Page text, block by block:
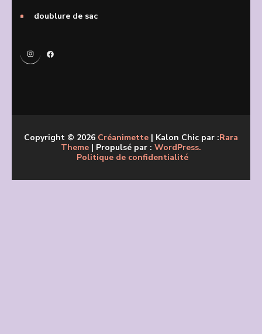
doublure de sac
InstagramFacebook
Copyright © 2026 Créanimette | Kalon Chic par :Rara
Theme | Propulsé par : WordPress.
Politique de confidentialité